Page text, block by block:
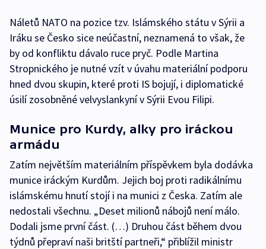
Náletů NATO na pozice tzv. Islámského státu v Sýrii a
Iráku se Česko sice neúčastní, neznamená to však, že
by od konfliktu dávalo ruce pryč. Podle Martina
Stropnického je nutné vzít v úvahu materiální podporu
hned dvou skupin, které proti IS bojují, i diplomatické
úsilí zosobněné velvyslankyní v Sýrii Evou Filipi.
Munice pro Kurdy, alky pro iráckou
armádu
Zatím největším materiálním příspěvkem byla dodávka
munice iráckým Kurdům. Jejich boj proti radikálnímu
islámskému hnutí stojí i na munici z Česka. Zatím ale
nedostali všechnu. „Deset milionů nábojů není málo.
Dodali jsme první část. (…) Druhou část během dvou
týdnů přepraví naši britští partneři,“ přiblížil ministr